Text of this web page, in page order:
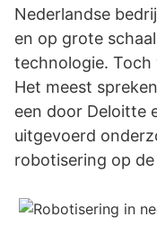
Nederlandse
en op grote
technologie. Toch
Het meest
een door Deloitte
uitgevoerd
robotisering op